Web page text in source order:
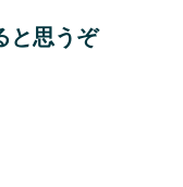
と思うぞ